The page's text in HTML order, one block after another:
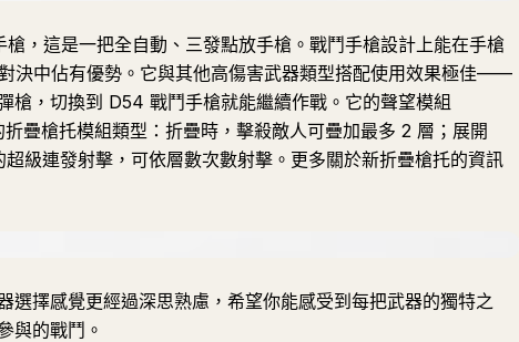
，這是一把全自動、三發點放手槍。戰鬥手槍設計上能在手槍
決中佔有優勢。它與其他高傷害武器類型搭配使用效果極佳——
槍，切換到 D54 戰鬥手槍就能繼續作戰。它的聲望模組
疊槍托模組類型：折疊時，擊殺敵人可疊加最多 2 層；展開
級連發射擊，可依層數次數射擊。更多關於新折疊槍托的資訊
選擇感覺更經過深思熟慮，希望你能感受到每把武器的獨特之
與的戰鬥。